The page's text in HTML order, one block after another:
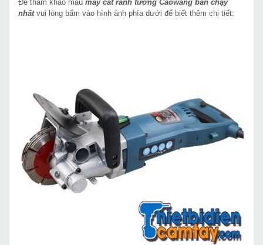
Để tham khảo mẫu máy cắt rãnh tường Caowang bán chạy
nhấtvui lòng bấm vào hình ảnh phía dưới để biết thêm chi tiết: